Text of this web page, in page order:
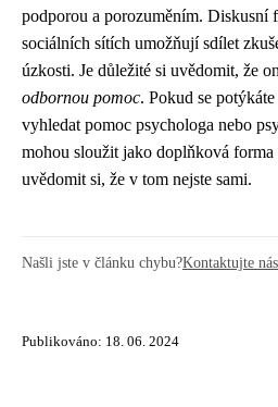
podporou a porozuměním. Diskusní
sociálních sítích umožňují sdílet
úzkosti. Je důležité si uvědomit, že
odbornou pomoc. Pokud se
vyhledat pomoc psychologa nebo
mohou sloužit jako doplňková
uvědomit si, že v tom nejste sami.
Našli jste v článku chybu?Kontaktujte nás
Publikováno: 18. 06. 2024